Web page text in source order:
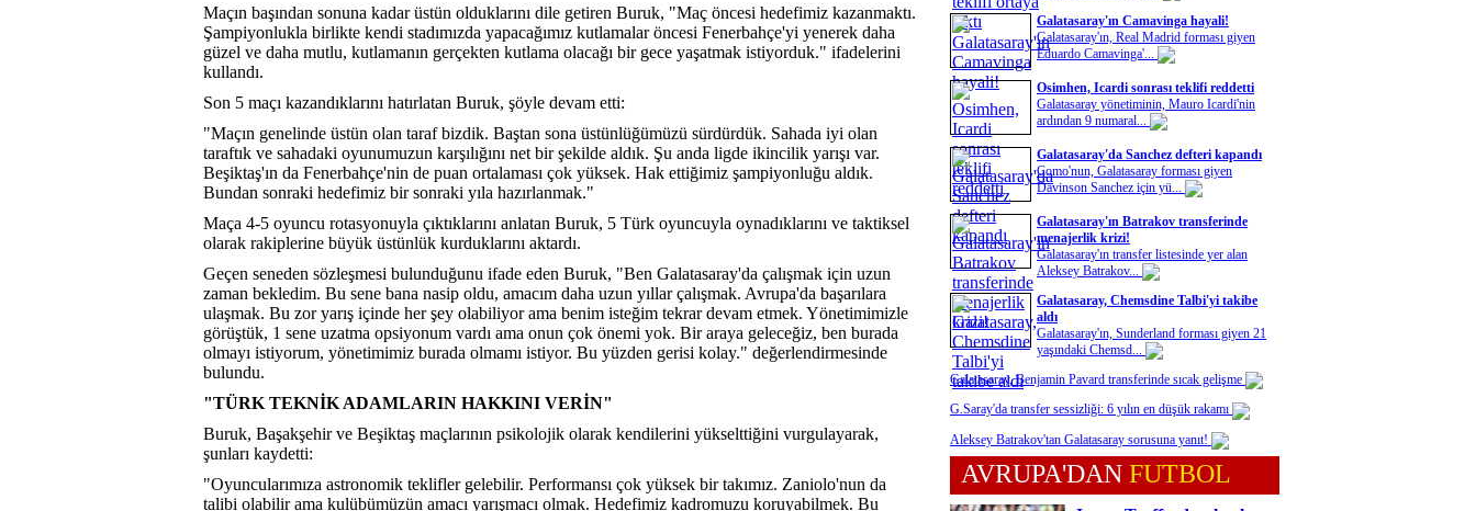
Maçın başından sonuna kadar üstün olduklarını dile getiren Buruk, "Maç öncesi hedefimiz kazanmaktı.
Şampiyonlukla birlikte kendi stadımızda yapacağımız kutlamalar öncesi Fenerbahçe'yi yenerek daha
güzel ve daha mutlu, kutlamanın gerçekten kutlama olacağı bir gece yaşatmak istiyorduk." ifadelerini
kullandı.
Son 5 maçı kazandıklarını hatırlatan Buruk, şöyle devam etti:
"Maçın genelinde üstün olan taraf bizdik. Baştan sona üstünlüğümüzü sürdürdük. Sahada iyi olan
taraftık ve sahadaki oyunumuzun karşılığını net bir şekilde aldık. Şu anda ligde ikincilik yarışı var.
Beşiktaş'ın da Fenerbahçe'nin de puan ortalaması çok yüksek. Hak ettiğimiz şampiyonluğu aldık.
Bundan sonraki hedefimiz bir sonraki yıla hazırlanmak."
Maça 4-5 oyuncu rotasyonuyla çıktıklarını anlatan Buruk, 5 Türk oyuncuyla oynadıklarını ve taktiksel
olarak rakiplerine büyük üstünlük kurduklarını aktardı.
Geçen seneden sözleşmesi bulunduğunu ifade eden Buruk, "Ben Galatasaray'da çalışmak için uzun
zaman bekledim. Bu sene bana nasip oldu, amacım daha uzun yıllar çalışmak. Avrupa'da başarılara
ulaşmak. Bu zor yarış içinde her şey olabiliyor ama benim isteğim tekrar devam etmek. Yönetimimizle
görüştük, 1 sene uzatma opsiyonum vardı ama onun çok önemi yok. Bir araya geleceğiz, ben burada
olmayı istiyorum, yönetimimiz burada olmamı istiyor. Bu yüzden gerisi kolay." değerlendirmesinde
bulundu.
"TÜRK TEKNİK ADAMLARIN HAKKINI VERİN"
Buruk, Başakşehir ve Beşiktaş maçlarının psikolojik olarak kendilerini yükselttiğini vurgulayarak,
şunları kaydetti:
"Oyuncularımıza astronomik teklifler gelebilir. Performansı çok yüksek bir takımız. Zaniolo'nun da
talibi olabilir ama kulübümüzün amacı yarışmacı olmak. Hedefimiz kadromuzu koruyabilmek. Bu
Galatasaray'ın Camavinga hayali!
Galatasaray'ın, Real Madrid forması giyen
Eduardo Camavinga'...
Osimhen, Icardi sonrası teklifi reddetti
Galatasaray yönetiminin, Mauro Icardi'nin
ardından 9 numaral...
Galatasaray'da Sanchez defteri kapandı
Como'nun, Galatasaray forması giyen
Davinson Sanchez için yü...
Galatasaray'ın Batrakov transferinde
menajerlik krizi!
Galatasaray'ın transfer listesinde yer alan
Aleksey Batrakov...
Galatasaray, Chemsdine Talbi'yi takibe
aldı
Galatasaray'ın, Sunderland forması giyen 21
yaşındaki Chemsd...
Galatasaray, Benjamin Pavard transferinde sıcak gelişme
G.Saray'da transfer sessizliği: 6 yılın en düşük rakamı
Aleksey Batrakov'tan Galatasaray sorusuna yanıt!
AVRUPA'DAN FUTBOL